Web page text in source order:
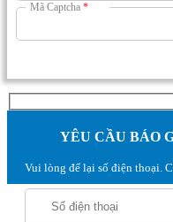
Mã Captcha *
YÊU CẦU BÁO
Vui lòng để lại số điện thoại.